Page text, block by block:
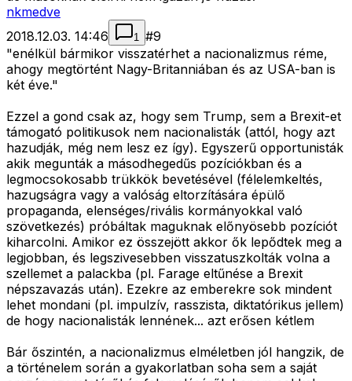
nkmedve
2018.12.03. 14:46
1 #9
"enélkül bármikor visszatérhet a nacionalizmus réme,
ahogy megtörtént Nagy-Britanniában és az USA-ban is
két éve."
Ezzel a gond csak az, hogy sem Trump, sem a Brexit-et
támogató politikusok nem nacionalisták (attól, hogy azt
hazudják, még nem lesz ez így). Egyszerű opportunisták
akik megunták a másodhegedűs pozíciókban és a
legmocsokosabb trükkök bevetésével (félelemkeltés,
hazugságra vagy a valóság eltorzítására épülő
propaganda, elenséges/rivális kormányokkal való
szövetkezés) próbáltak maguknak előnyösebb pozíciót
kiharcolni. Amikor ez összejött akkor ők lepődtek meg a
legjobban, és legszivesebben visszatuszkolták volna a
szellemet a palackba (pl. Farage eltűnése a Brexit
népszavazás után). Ezekre az emberekre sok mindent
lehet mondani (pl. impulzív, rasszista, diktatórikus jellem)
de hogy nacionalisták lennének... azt erősen kétlem
Bár őszintén, a nacionalizmus elméletben jól hangzik, de
a történelem során a gyakorlatban soha sem a saját